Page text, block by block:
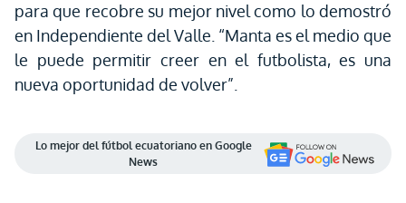
para que recobre su mejor nivel como lo demostró
en Independiente del Valle. “Manta es el medio que
le puede permitir creer en el futbolista, es una
nueva oportunidad de volver”.
Lo mejor del fútbol ecuatoriano en Google
News